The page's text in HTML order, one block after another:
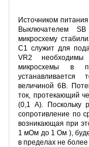
Источником
Выключателем
микросхему
С1 служит для
VR2 необходимы
микросхемы в
устанавливается
величиной 6В.
ток, протекающий
(0,1 А). Поскольку
сопротивление по
возникающая при
1 мОм до 1 Ом ),
в пределах не